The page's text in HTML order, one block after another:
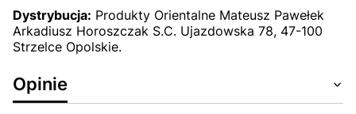
Dystrybucja: Produkty Orientalne Mateusz Pawełek
Arkadiusz Horoszczak S.C. Ujazdowska 78, 47-100
Strzelce Opolskie.
Opinie